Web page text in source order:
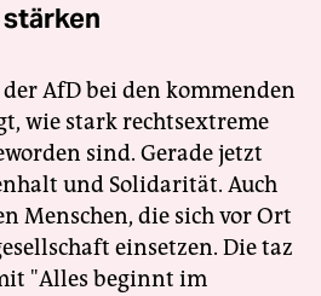
AfD bei den kommenden
wie stark rechtsextreme
sind. Gerade jetzt
und Solidarität. Auch
Menschen, die sich vor Ort
einsetzen. Die taz
"Alles beginnt im